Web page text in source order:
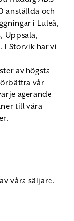
anställda och
i Luleå,
Uppsala,
I Storvik har vi
av högsta
vår
agerande
till våra
våra säljare.